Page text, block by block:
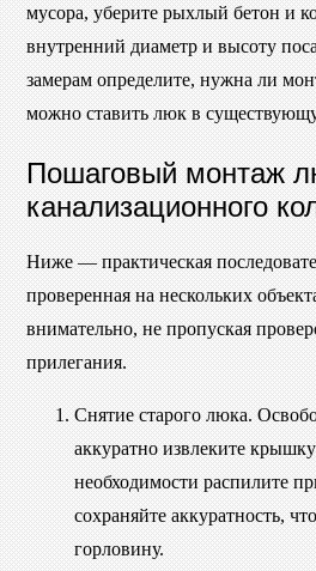
мусора, уберите рыхлый бетон и
внутренний диаметр и высоту
замерам определите, нужна ли
можно ставить люк в
Пошаговый монтаж
канализационного
Ниже — практическая
проверенная на нескольких
внимательно, не пропуская
прилегания.
Снятие старого люка.
аккуратно извлеките
необходимости распилите
сохраняйте аккуратность,
горловину.